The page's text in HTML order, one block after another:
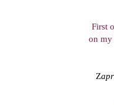
First
on my
Z